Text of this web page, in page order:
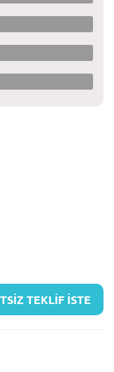
TEKLİF İSTE